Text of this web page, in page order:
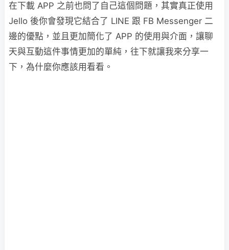
在下載 APP 之前也問了自己這個問題，其實真正使用
Jello 後你會發現它結合了 LINE 跟 FB Messenger 二
邊的優點，並且更加簡化了 APP 的使用與介面，讓聊
天與互動這件事情更加的單純，往下就讓我來分享一
下，為什麼你應該用看看。